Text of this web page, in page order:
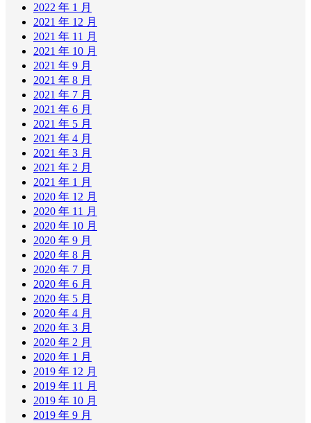
2022 年 1 月
2021 年 12 月
2021 年 11 月
2021 年 10 月
2021 年 9 月
2021 年 8 月
2021 年 7 月
2021 年 6 月
2021 年 5 月
2021 年 4 月
2021 年 3 月
2021 年 2 月
2021 年 1 月
2020 年 12 月
2020 年 11 月
2020 年 10 月
2020 年 9 月
2020 年 8 月
2020 年 7 月
2020 年 6 月
2020 年 5 月
2020 年 4 月
2020 年 3 月
2020 年 2 月
2020 年 1 月
2019 年 12 月
2019 年 11 月
2019 年 10 月
2019 年 9 月